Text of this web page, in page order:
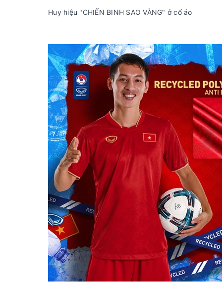
Huy hiệu "CHIẾN BINH SAO VÀNG" ở cổ áo